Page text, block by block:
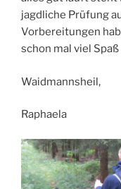
jagdliche Prüfung
Vorbereitungen
schon mal viel Spaß
Waidmannsheil,
Raphaela